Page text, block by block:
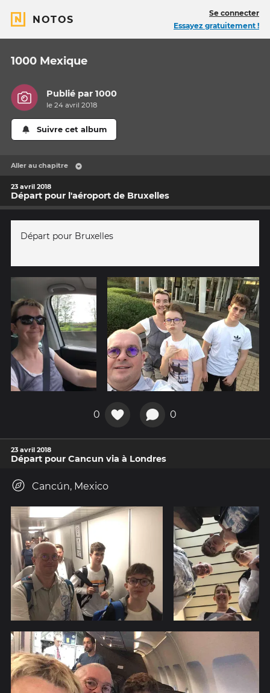
NOTOS
Se connecter
Essayez gratuitement !
1000 Mexique
Publié par1000
le 24 avril 2018
Suivre cet album
Aller au chapitre
23 avril 2018
Départ pour l'aéroport de Bruxelles
Départ pour Bruxelles
0 0
23 avril 2018
Départ pour Cancun via à Londres
Cancún, Mexico